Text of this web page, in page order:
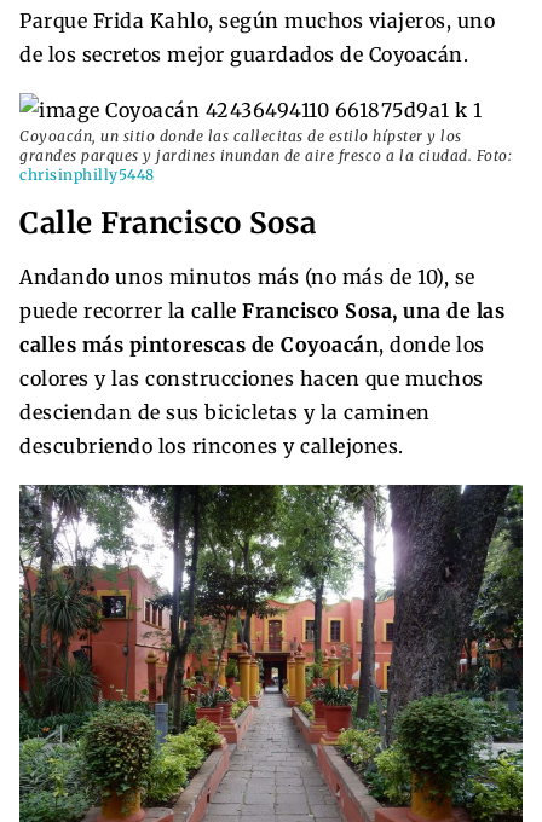
Parque Frida Kahlo, según muchos viajeros, uno
de los secretos mejor guardados de Coyoacán.
Coyoacán, un sitio donde las callecitas de estilo hípster y los
grandes parques y jardines inundan de aire fresco a la ciudad. Foto:
chrisinphilly5448
Calle Francisco Sosa
Andando unos minutos más (no más de 10), se
puede recorrer la calle Francisco Sosa, una de las
calles más pintorescas de Coyoacán, donde los
colores y las construcciones hacen que muchos
desciendan de sus bicicletas y la caminen
descubriendo los rincones y callejones.